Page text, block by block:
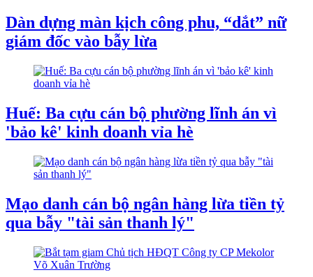
Dàn dựng màn kịch công phu, “dắt” nữ
giám đốc vào bẫy lừa
Huế: Ba cựu cán bộ phường lĩnh án vì
'bảo kê' kinh doanh vỉa hè
Mạo danh cán bộ ngân hàng lừa tiền tỷ
qua bẫy "tài sản thanh lý"